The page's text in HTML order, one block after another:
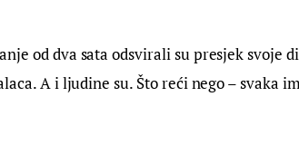
od dva sata odsvirali su presjek svoje
A i ljudine su. Što reći nego – svaka